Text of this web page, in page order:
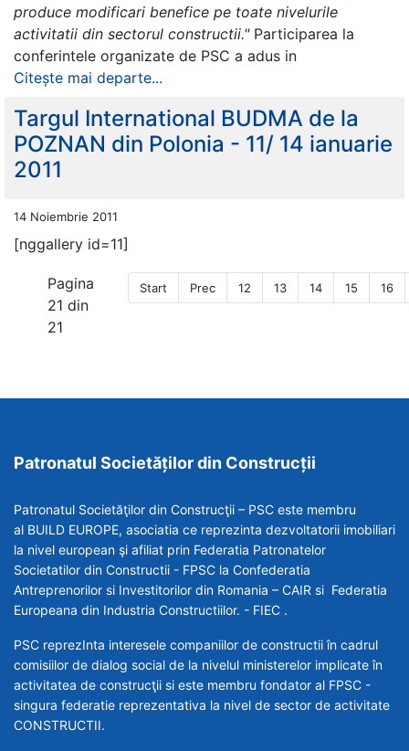
produce modificari benefice pe toate nivelurile
activitatii din sectorul constructii."Participarea la
conferintele organizate de PSC a adus in
Citește mai departe...
Targul International BUDMA de la
POZNAN din Polonia - 11/ 14 ianuarie
2011
14 Noiembrie 2011
[nggallery id=11]
Pagina
21 din
21
Start Prec 12 13 14 15 16
Patronatul Societăților din Construcții
Patronatul Societăţilor din Construcţii – PSC este membru
al BUILD EUROPE, asociatia ce reprezinta dezvoltatorii imobiliari
la nivel european şi afiliat prin Federatia Patronatelor
Societatilor din Constructii - FPSC la Confederatia
Antreprenorilor si Investitorilor din Romania – CAIR si Federatia
Europeana din Industria Constructiilor. - FIEC .
PSC reprezInta interesele companiilor de constructii în cadrul
comisiilor de dialog social de la nivelul ministerelor implicate în
activitatea de construcţii si este membru fondator al FPSC -
singura federatie reprezentativa la nivel de sector de activitate
CONSTRUCTII.